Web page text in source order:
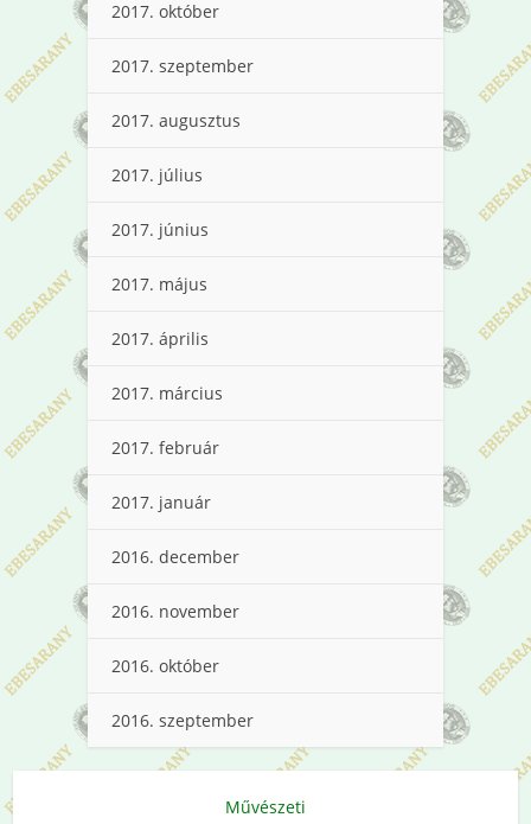
2017. október
2017. szeptember
2017. augusztus
2017. július
2017. június
2017. május
2017. április
2017. március
2017. február
2017. január
2016. december
2016. november
2016. október
2016. szeptember
Művészeti